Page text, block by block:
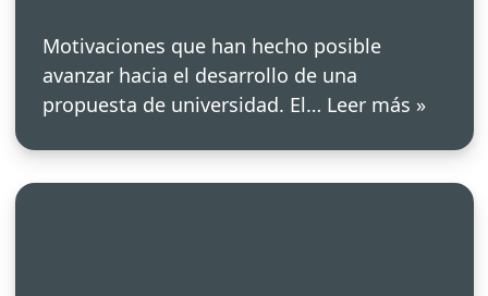
Motivaciones que han hecho posible
avanzar hacia el desarrollo de una
propuesta de universidad. El… Leer más »